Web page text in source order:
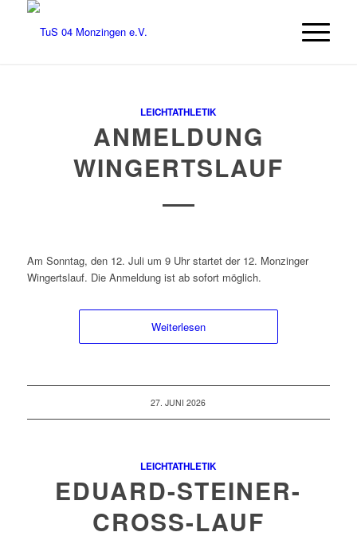
LEICHTATHLETIK
ANMELDUNG
WINGERTSLAUF
Am Sonntag, den 12. Juli um 9 Uhr startet der 12. Monzinger
Wingertslauf. Die Anmeldung ist ab sofort möglich.
Weiterlesen
27. JUNI 2026
LEICHTATHLETIK
EDUARD-STEINER-
CROSS-LAUF